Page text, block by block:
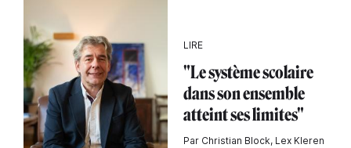
LIRE
"Le système scolaire
dans son ensemble
atteint ses limites"
Par Christian Block, Lex Kleren